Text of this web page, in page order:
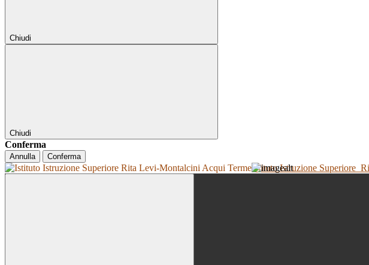
Chiudi
Chiudi
Conferma
Annulla Conferma
Istituto Istruzione Superiore